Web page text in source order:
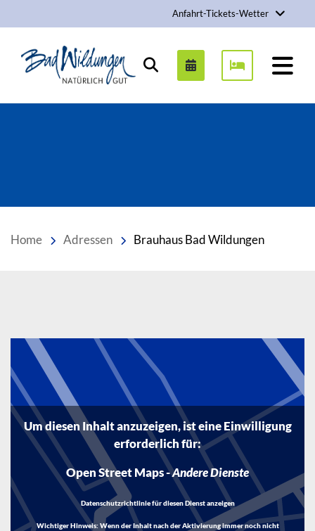
Anfahrt-Tickets-Wetter
Stadt Bad Wildungen
Suchen
Home Adressen Brauhaus Bad Wildungen
Um diesen Inhalt anzuzeigen, ist eine Einwilligung
erforderlich für:
Open Street Maps-Andere Dienste
Datenschutzrichtlinie für diesen Dienst anzeigen
Wichtiger Hinweis:Wenn der Inhalt nach der Aktivierung immer noch nicht